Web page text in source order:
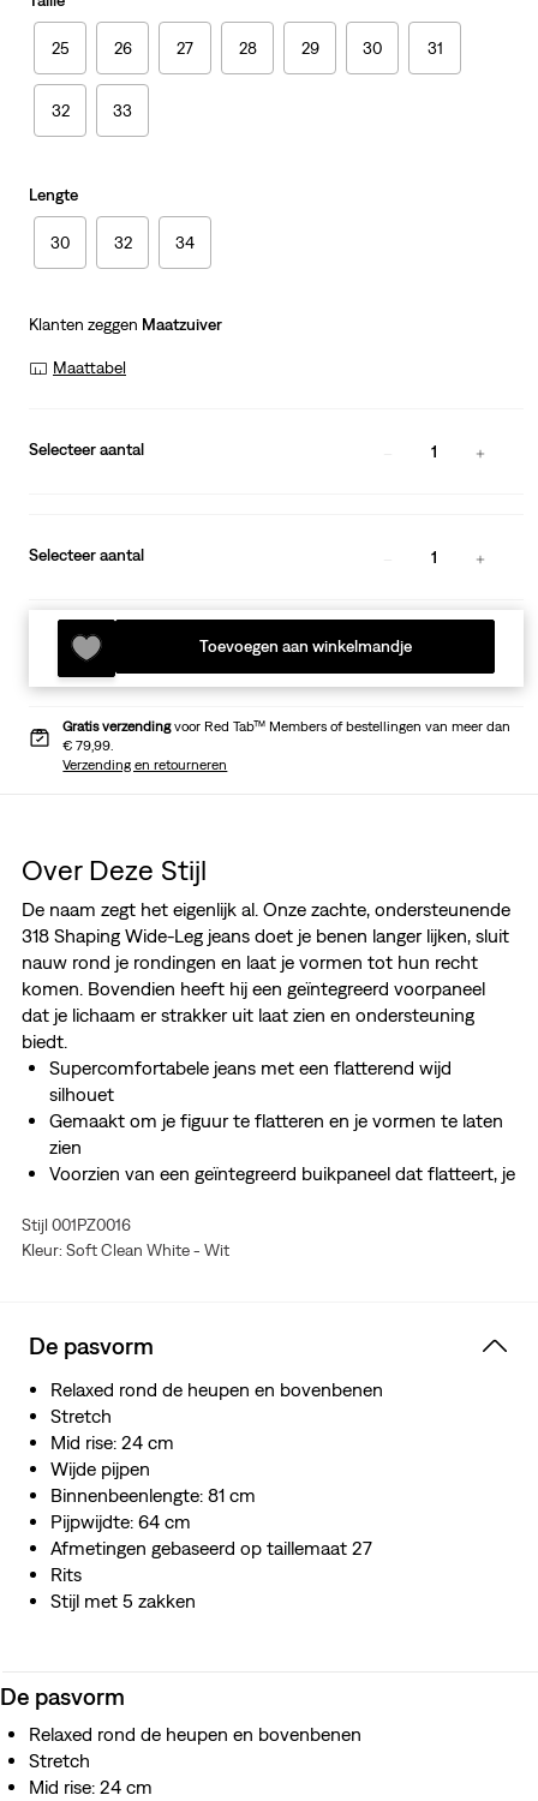
25 26 27 28 29 30 31
32 33
Lengte
30 32 34
Klanten zeggen Maatzuiver
Maattabel
Selecteer aantal 1
Selecteer aantal 1
Toevoegen aan winkelmandje
Gratis verzendingvoor Red Tab™ Members of bestellingen van meer dan
€ 79,99.
Verzending en retourneren
Over Deze Stijl
De naam zegt het eigenlijk al. Onze zachte, ondersteunende
318 Shaping Wide-Leg jeans doet je benen langer lijken, sluit
nauw rond je rondingen en laat je vormen tot hun recht
komen. Bovendien heeft hij een geïntegreerd voorpaneel
dat je lichaam er strakker uit laat zien en ondersteuning
biedt.
Supercomfortabele jeans met een flatterend wijd
silhouet
Gemaakt om je figuur te flatteren en je vormen te laten
zien
Voorzien van een geïntegreerd buikpaneel dat flatteert, je
Authentiek denim met superzachte stretch. Voor jeans
waar je verliefd op wordt. Dat is Levi's® Stellar Stretch.
gaan hangen, waar en wanneer je ze ook draagt.
Behoud van water: dit kledingstuk is gemaakt met
gerecycled water, wat ons helpt onze impact op deze
eindige hulpbron te verminderen
Stijl 001PZ0016
Kleur: Soft Clean White - Wit
De pasvorm
Relaxed rond de heupen en bovenbenen
Stretch
Mid rise: 24 cm
Wijde pijpen
Binnenbeenlengte: 81 cm
Pijpwijdte: 64 cm
Afmetingen gebaseerd op taillemaat 27
Rits
Stijl met 5 zakken
De pasvorm
Relaxed rond de heupen en bovenbenen
Stretch
Mid rise: 24 cm